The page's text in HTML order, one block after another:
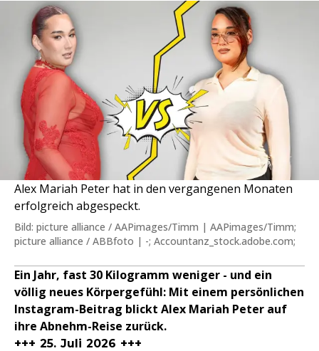
Alex Mariah Peter hat in den vergangenen Monaten
erfolgreich abgespeckt.
Bild: picture alliance / AAPimages/Timm | AAPimages/Timm;
picture alliance / ABBfoto | -; Accountanz_stock.adobe.com;
Ein Jahr, fast 30 Kilogramm weniger - und ein
völlig neues Körpergefühl: Mit einem persönlichen
Instagram-Beitrag blickt Alex Mariah Peter auf
ihre Abnehm-Reise zurück.
+++ 25. Juli 2026 +++